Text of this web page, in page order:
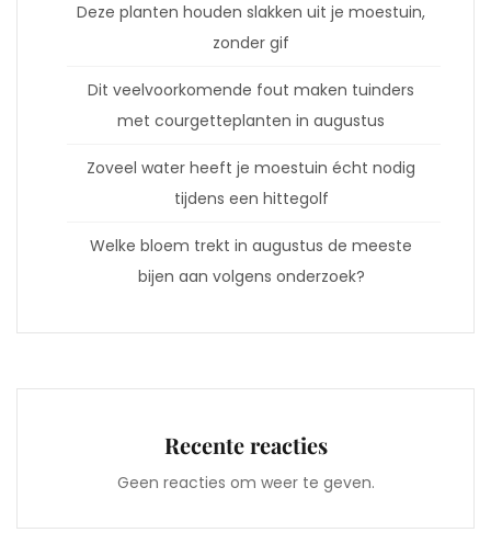
Deze planten houden slakken uit je moestuin,
zonder gif
Dit veelvoorkomende fout maken tuinders
met courgetteplanten in augustus
Zoveel water heeft je moestuin écht nodig
tijdens een hittegolf
Welke bloem trekt in augustus de meeste
bijen aan volgens onderzoek?
Recente reacties
Geen reacties om weer te geven.